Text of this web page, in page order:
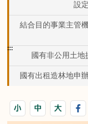
設
結合目的事業主管
國有非公用土
國有出租造林地申
:::